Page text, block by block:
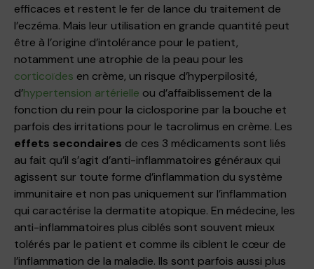
efficaces et restent le fer de lance du traitement de
l’eczéma. Mais leur utilisation en grande quantité peut
être à l’origine d’intolérance pour le patient,
notamment une atrophie de la peau pour les
corticoïdes en crème, un risque d’hyperpilosité,
d’hypertension artérielle ou d’affaiblissement de la
fonction du rein pour la ciclosporine par la bouche et
parfois des irritations pour le tacrolimus en crème. Les
effets secondaires de ces 3 médicaments sont liés
au fait qu’il s’agit d’anti-inflammatoires généraux qui
agissent sur toute forme d’inflammation du système
immunitaire et non pas uniquement sur l’inflammation
qui caractérise la dermatite atopique. En médecine, les
anti-inflammatoires plus ciblés sont souvent mieux
tolérés par le patient et comme ils ciblent le cœur de
l’inflammation de la maladie. Ils sont parfois aussi plus